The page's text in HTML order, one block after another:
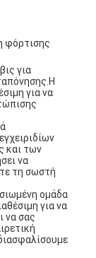
φόρτισης
για
για να
και των
να
τη σωστή
ομάδα
για να
να σας